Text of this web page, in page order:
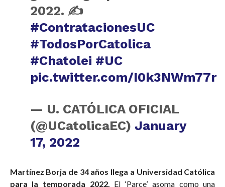
grito de gol para este
2022. ✍
#ContratacionesUC
#TodosPorCatolica
#Chatolei
pic.twitter.com/I0k3NWm77r
— U. CATÓLICA OFICIAL
(@UCatolicaEC)
January
17, 2022
Martínez Borja de 34 años llega a Universidad Católica